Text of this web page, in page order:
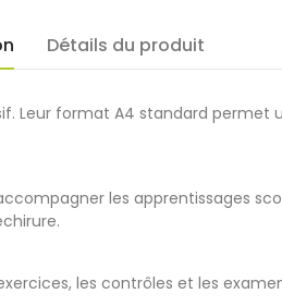
Détails du produit
Leur format A4 standard
les apprentissages
les contrôles et les